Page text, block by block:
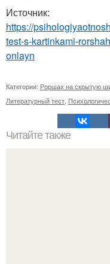
Источник:
https://
test-s-kartinkami-
onlayn
Категории: Роршах на скрытую
Литературный тест
Читайте также